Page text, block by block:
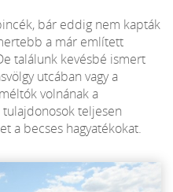
bár eddig nem kapták
a már említett
találunk kevésbé ismert
utcában vagy a
volnának a
teljesen
a becses hagyatékokat.